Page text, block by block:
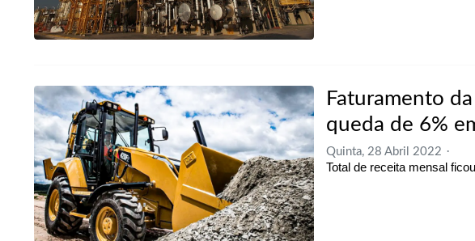
Faturamento
queda de 6%
Quinta, 28 Abril 2022
Total de receita mensal